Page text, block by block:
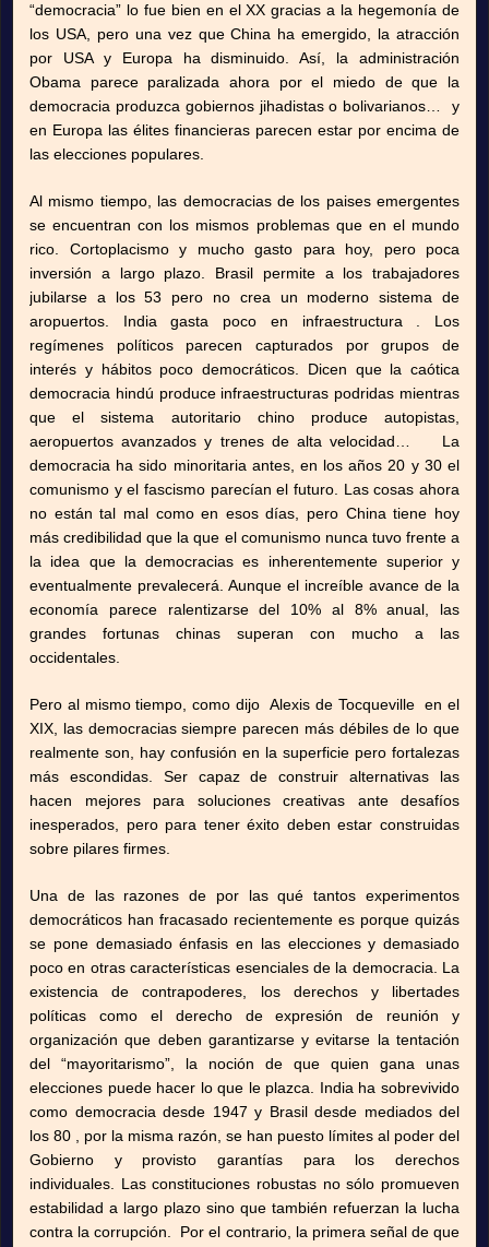
“democracia” lo fue bien en el XX gracias a la hegemonía de
los USA, pero una vez que China ha emergido, la atracción
por USA y Europa ha disminuido. Así, la administración
Obama parece paralizada ahora por el miedo de que la
democracia produzca gobiernos jihadistas o bolivarianos… y
en Europa las élites financieras parecen estar por encima de
las elecciones populares.
Al mismo tiempo, las democracias de los paises emergentes
se encuentran con los mismos problemas que en el mundo
rico. Cortoplacismo y mucho gasto para hoy, pero poca
inversión a largo plazo. Brasil permite a los trabajadores
jubilarse a los 53 pero no crea un moderno sistema de
aropuertos. India gasta poco en infraestructura . Los
regímenes políticos parecen capturados por grupos de
interés y hábitos poco democráticos. Dicen que la caótica
democracia hindú produce infraestructuras podridas mientras
que el sistema autoritario chino produce autopistas,
aeropuertos avanzados y trenes de alta velocidad… La
democracia ha sido minoritaria antes, en los años 20 y 30 el
comunismo y el fascismo parecían el futuro. Las cosas ahora
no están tal mal como en esos días, pero China tiene hoy
más credibilidad que la que el comunismo nunca tuvo frente a
la idea que la democracias es inherentemente superior y
eventualmente prevalecerá. Aunque el increíble avance de la
economía parece ralentizarse del 10% al 8% anual, las
grandes fortunas chinas superan con mucho a las
occidentales.
Pero al mismo tiempo, como dijo Alexis de Tocqueville en el
XIX, las democracias siempre parecen más débiles de lo que
realmente son, hay confusión en la superficie pero fortalezas
más escondidas. Ser capaz de construir alternativas las
hacen mejores para soluciones creativas ante desafíos
inesperados, pero para tener éxito deben estar construidas
sobre pilares firmes.
Una de las razones de por las qué tantos experimentos
democráticos han fracasado recientemente es porque quizás
se pone demasiado énfasis en las elecciones y demasiado
poco en otras características esenciales de la democracia. La
existencia de contrapoderes, los derechos y libertades
políticas como el derecho de expresión de reunión y
organización que deben garantizarse y evitarse la tentación
del “mayoritarismo”, la noción de que quien gana unas
elecciones puede hacer lo que le plazca. India ha sobrevivido
como democracia desde 1947 y Brasil desde mediados del
los 80 , por la misma razón, se han puesto límites al poder del
Gobierno y provisto garantías para los derechos
individuales. Las constituciones robustas no sólo promueven
estabilidad a largo plazo sino que también refuerzan la lucha
contra la corrupción. Por el contrario, la primera señal de que